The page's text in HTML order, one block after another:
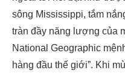
sông Mississippi, tắm
tràn đầy năng lượng của
National Geographic
hàng đầu thế giới”. Khi